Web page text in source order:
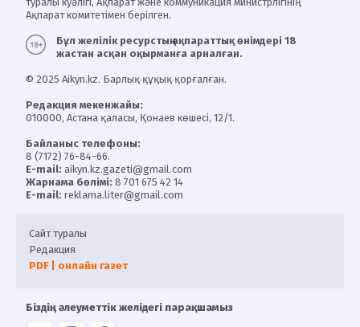
Ақпарат комитетімен берілген.
Бұл желілік ресурстың ақпараттық өнімдері 18
жастан асқан оқырманға арналған.
© 2025 Aikyn.kz. Барлық құқық қорғалған.
Редакция мекенжайы:
010000, Астана қаласы, Қонаев көшесі, 12/1.
Байланыс телефоны:
8 (7172) 76-84-66.
E-mail: aikyn.kz.gazeti@gmail.com
Жарнама бөлімі: 8 701 675 42 14
E-mail: reklama.liter@gmail.com
Сайт туралы
Редакция
PDF | онлайн газет
Біздің әлеуметтік желідегі парақшамыз